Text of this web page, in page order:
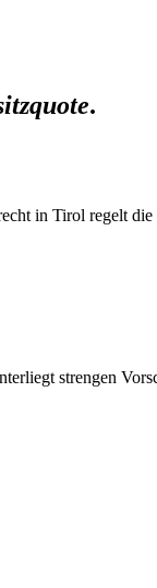
.
in Tirol regelt die
strengen